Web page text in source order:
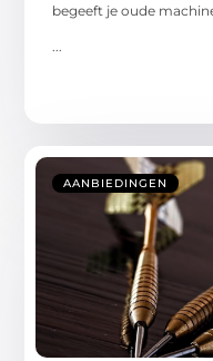
begeeft je oude
...
AANBIEDINGEN